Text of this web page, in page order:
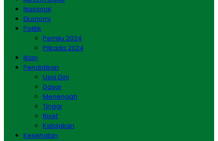
Nasional
Ekonomi
Politik
Pemilu 2024
Pilkada 2024
Iklan
Pendidikan
Usia Dini
Dasar
Menengah
Tinggi
Riset
Kebijakan
Kesehatan